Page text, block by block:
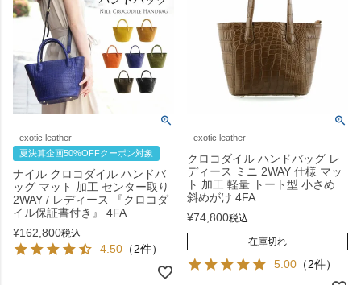
exotic leather
夏決算企画50%OFFクーポン対象
ナイル クロコダイル ハンドバ
ッグ マット 加工 センター取り
2WAY / レディース 『クロコダ
イル保証書付き』 4FA
¥162,800税込
4.50 （2件）
exotic leather
クロコダイル ハンドバッグ レ
ディース ミニ 2WAY 仕様 マッ
ト 加工 軽量 トート型 小さめ
斜めがけ 4FA
¥74,800税込
在庫切れ
5.00 （2件）